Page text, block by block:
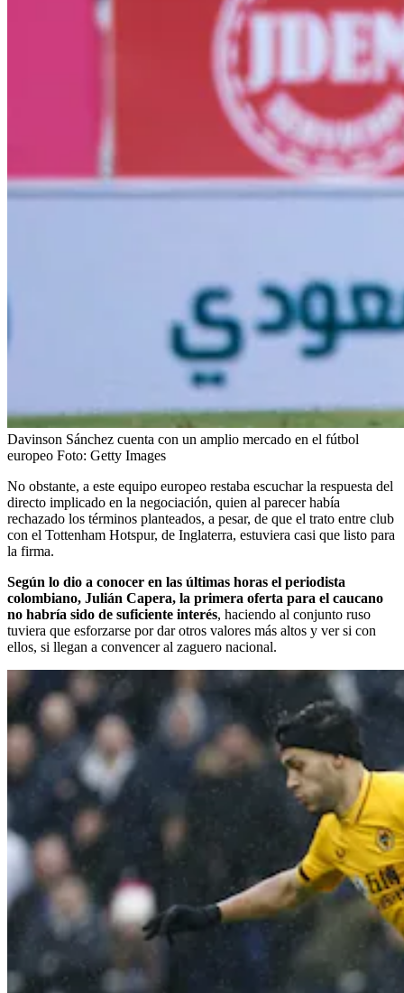
Davinson Sánchez cuenta con un amplio mercado en el fútbol
europeo Foto: Getty Images
No obstante, a este equipo europeo restaba escuchar la respuesta del
directo implicado en la negociación, quien al parecer había
rechazado los términos planteados, a pesar, de que el trato entre club
con el Tottenham Hotspur, de Inglaterra, estuviera casi que listo para
la firma.
Según lo dio a conocer en las últimas horas el periodista
colombiano, Julián Capera, la primera oferta para el caucano
no habría sido de suficiente interés, haciendo al conjunto ruso
tuviera que esforzarse por dar otros valores más altos y ver si con
ellos, si llegan a convencer al zaguero nacional.